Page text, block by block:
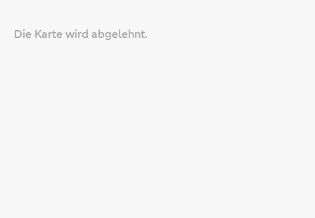
Die Karte wird abgelehnt.